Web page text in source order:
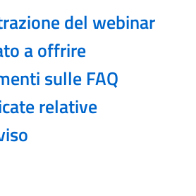
del webinar
a offrire
sulle FAQ
relative